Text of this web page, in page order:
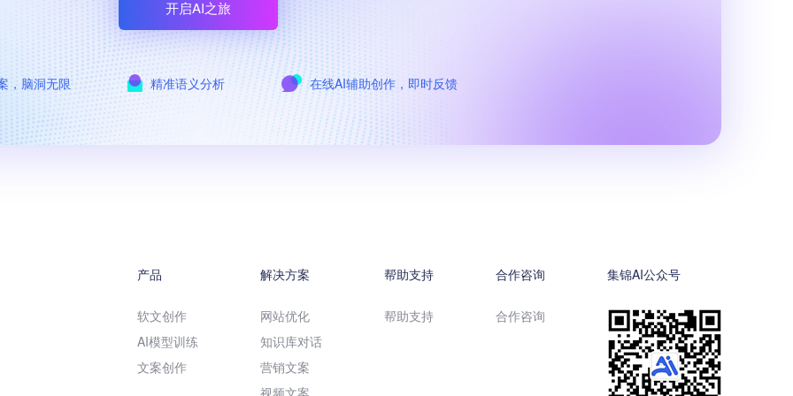
开启AI之旅
，脑洞无限 精准语义分析 在线AI辅助创作，即时反馈
产品
软文创作
AI模型训练
文案创作
解决方案
网站优化
知识库对话
营销文案
视频文案
帮助支持
帮助支持
合作咨询
合作咨询
集锦AI公众号